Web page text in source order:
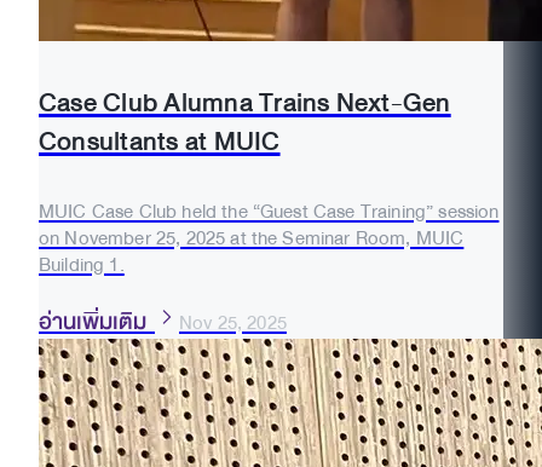
Case Club Alumna Trains Next-Gen
Consultants at MUIC
MUIC Case Club held the “Guest Case Training” session
on November 25, 2025 at the Seminar Room, MUIC
Building 1.
อ่านเพิ่มเติม Nov 25, 2025